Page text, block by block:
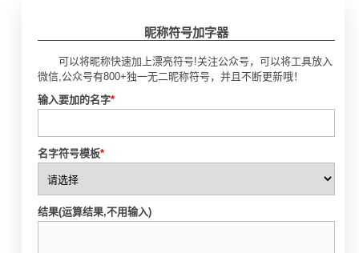
昵称符号加字器
可以将昵称快速加上漂亮符号!关注公众号，可以将工具放入
微信,公众号有800+独一无二昵称符号，并且不断更新哦！
输入要加的名字*
名字符号模板*
结果(运算结果,不用输入)